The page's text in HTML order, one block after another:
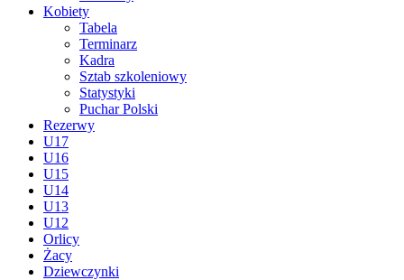
Kobiety
Tabela
Terminarz
Kadra
Sztab szkoleniowy
Statystyki
Puchar Polski
Rezerwy
U17
U16
U15
U14
U13
U12
Orlicy
Żacy
Dziewczynki